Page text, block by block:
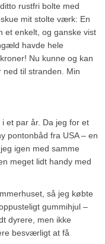
rustfri bolte med
mit stolte værk: En
et enkelt, og ganske vist
havde hele
Nu kunne og kan
til stranden. Min
et par år. Da jeg for et
pontonbåd fra USA – en
igen med samme
meget lidt handy med
så jeg købte
gummihjul –
dyrere, men ikke
besværligt at få